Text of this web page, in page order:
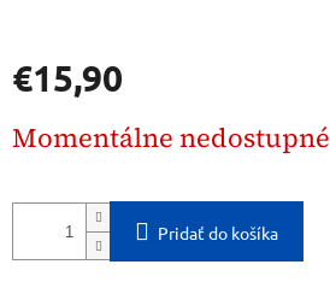
€15,90
cena:
Momentálne nedostupné
Pridať do košíka